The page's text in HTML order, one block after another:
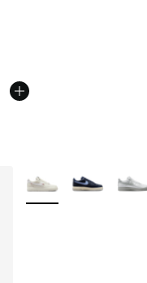
Weitere Farben